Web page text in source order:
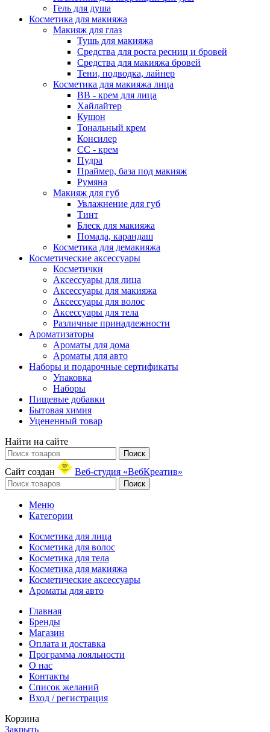
Гель для душа
Косметика для макияжа
Макияж для глаз
Тушь для макияжа
Средства для роста ресниц и бровей
Средства для макияжа бровей
Тени, подводка, лайнер
Косметика для макияжа лица
ВВ - крем для лица
Хайлайтер
Кушон
Тональный крем
Консилер
СС - крем
Пудра
Праймер, база под макияж
Румяна
Макияж для губ
Увлажнение для губ
Тинт
Блеск для макияжа
Помада, карандаш
Косметика для демакияжа
Косметические аксессуары
Косметички
Аксессуары для лица
Аксессуары для макияжа
Аксессуары для волос
Аксессуары для тела
Различные принадлежности
Ароматизаторы
Ароматы для дома
Ароматы для авто
Наборы и подарочные сертификаты
Упаковка
Наборы
Пищевые добавки
Бытовая химия
Уцененный товар
Найти на сайте
Поиск
Сайт создан Веб-студия «ВебКреатив»
Поиск
Меню
Категории
Косметика для лица
Косметика для волос
Косметика для тела
Косметика для макияжа
Косметические аксессуары
Ароматы для авто
Главная
Бренды
Магазин
Оплата и доставка
Программа лояльности
О нас
Контакты
Список желаний
Вход / регистрация
Корзина
Закрыть